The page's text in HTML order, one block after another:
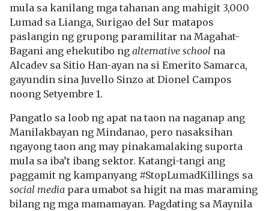
mula sa kanilang mga tahanan ang mahigit 3,000
Lumad sa Lianga, Surigao del Sur matapos
paslangin ng grupong paramilitar na Magahat-
Bagani ang ehekutibo ng alternative school na
Alcadev sa Sitio Han-ayan na si Emerito Samarca,
gayundin sina Juvello Sinzo at Dionel Campos
noong Setyembre 1.
Pangatlo sa loob ng apat na taon na naganap ang
Manilakbayan ng Mindanao, pero nasaksihan
ngayong taon ang may pinakamalaking suporta
mula sa iba’t ibang sektor. Katangi-tangi ang
paggamit ng kampanyang #StopLumadKillings sa
social media para umabot sa higit na mas maraming
bilang ng mga mamamayan. Pagdating sa Maynila